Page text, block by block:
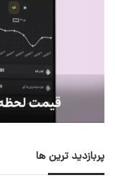
پربازدید ترین ها